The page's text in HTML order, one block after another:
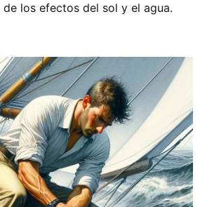
los efectos del sol y el agua.